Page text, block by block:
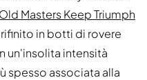
Masters Keep Triumph
in botti di rovere
un'insolita intensità
spesso associata alla